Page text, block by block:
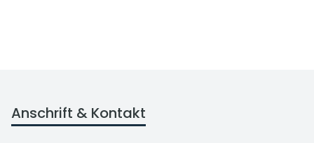
Anschrift & Kontakt